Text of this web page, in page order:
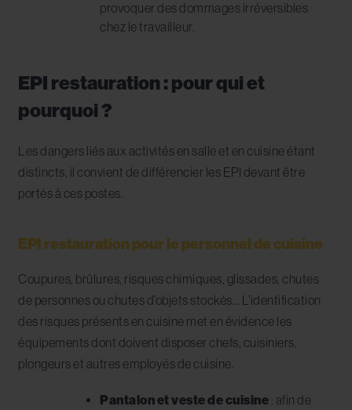
provoquer des dommages irréversibles
chez le travailleur.
EPI restauration : pour qui et
pourquoi ?
Les dangers liés aux activités en salle et en cuisine étant
distincts, il convient de différencier les EPI devant être
portés à ces postes.
EPI restauration pour le personnel de cuisine
Coupures, brûlures, risques chimiques, glissades, chutes
de personnes ou chutes d’objets stockés… L’identification
des risques présents en cuisine met en évidence les
équipements dont doivent disposer chefs, cuisiniers,
plongeurs et autres employés de cuisine.
Pantalon et veste de cuisine : afin de